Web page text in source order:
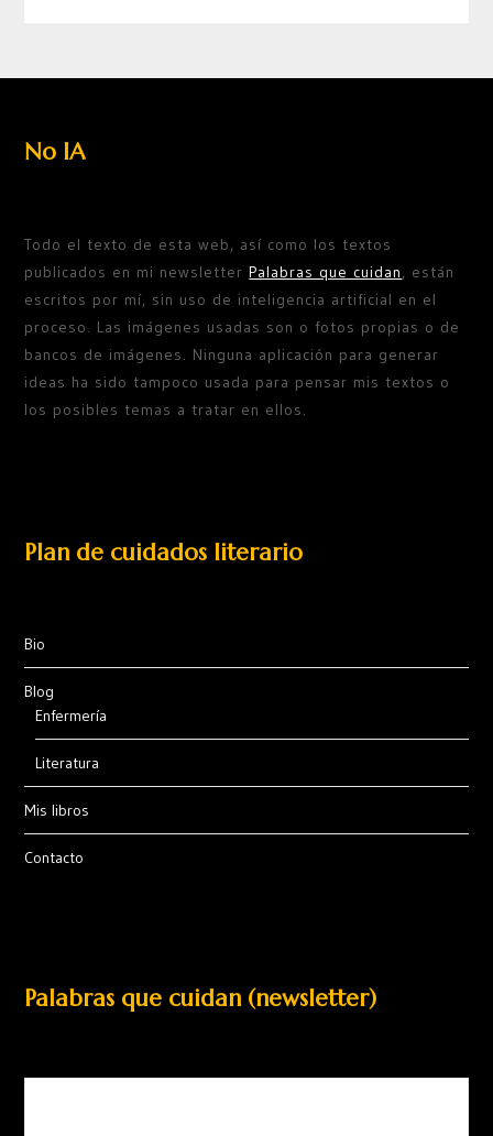
No IA
Todo el texto de esta web, así como los textos
publicados en mi newsletterPalabras que cuidan, están
escritos por mí, sin uso de inteligencia artificial en el
proceso. Las imágenes usadas son o fotos propias o de
bancos de imágenes. Ninguna aplicación para generar
ideas ha sido tampoco usada para pensar mis textos o
los posibles temas a tratar en ellos.
Plan de cuidados literario
Bio
Blog
Enfermería
Literatura
Mis libros
Contacto
Palabras que cuidan (newsletter)